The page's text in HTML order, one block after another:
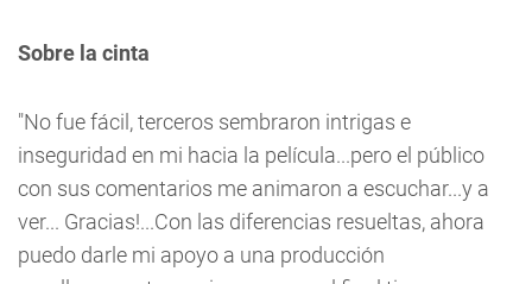
Sobre la cinta
"No fue fácil, terceros sembraron intrigas e
inseguridad en mi hacia la película...pero el público
con sus comentarios me animaron a escuchar...y a
ver... Gracias!...Con las diferencias resueltas, ahora
puedo darle mi apoyo a una producción